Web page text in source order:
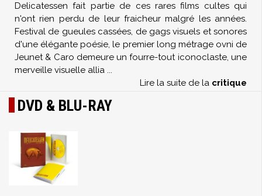
Delicatessen fait partie de ces rares films cultes qui
n'ont rien perdu de leur fraicheur malgré les années.
Festival de gueules cassées, de gags visuels et sonores
d'une élégante poésie, le premier long métrage ovni de
Jeunet & Caro demeure un fourre-tout iconoclaste, une
merveille visuelle allia ...
Lire la suite de la critique
DVD & BLU-RAY